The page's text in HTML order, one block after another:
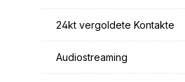
24kt vergoldete Kontakte
Audiostreaming